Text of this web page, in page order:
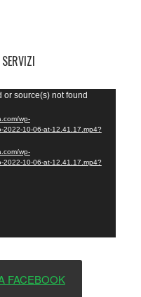
or source(s) not found
wp-
10-06-at-12.41.17.mp4?
wp-
10-06-at-12.41.17.mp4?
FACEBOOK